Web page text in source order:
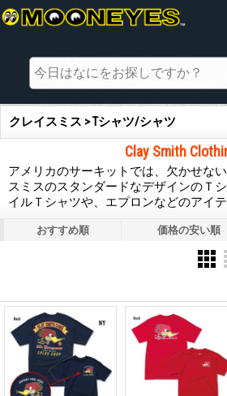
クレイスミス > Tシャツ/シャツ
Clay Smith
アメリカのサーキットでは、欠かせな
スミスのスタンダードなデザインのＴ
イルＴシャツや、エプロンなどのアイ
おすすめ順 価格の安い順